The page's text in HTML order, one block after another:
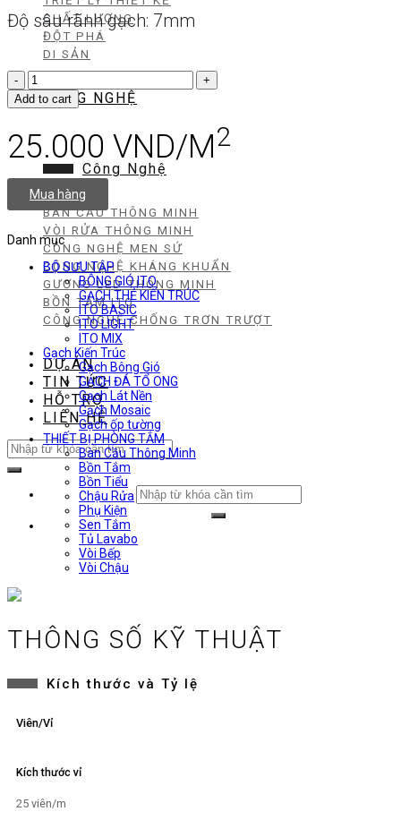
CHẤT LƯỢNG
ĐỘT PHÁ
DI SẢN
CÔNG NGHỆ
Công Nghệ
BÀN CẦU THÔNG MINH
VÒI RỬA THÔNG MINH
CÔNG NGHỆ MEN SỨ
CÔNG NGHỆ KHÁNG KHUẨN
GƯƠNG LED THÔNG MINH
BỒN TẮM ITO
CÔNG NGHỆ CHỐNG TRƠN TRƯỢT
DỰ ÁN
TIN TỨC
HỖ TRỢ
LIÊN HỆ
Search
for:
Search
for:
Độ sâu rãnh gạch: 7mm
ITO
-
811
Add to cart
25.000 VND/M2
Mua hàng
Danh mục
BỘ SƯU TẬP
BÔNG GIÓ ITO
GẠCH THẺ KIẾN TRÚC
ITO BASIC
ITO LIGHT
ITO MIX
Gạch Kiến Trúc
Gạch Bông Gió
GẠCH ĐÁ TỔ ONG
Gạch Lát Nền
Gạch Mosaic
Gạch ốp tường
THIẾT BỊ PHÒNG TẮM
Bàn Cầu Thông Minh
Bồn Tắm
Bồn Tiểu
Chậu Rửa
Phụ Kiện
Sen Tắm
Tủ Lavabo
Vòi Bếp
Vòi Chậu
THÔNG SỐ KỸ THUẬT
Kích thước và Tỷ lệ
Viên/Vỉ
Kích thước vỉ
25 viên/m